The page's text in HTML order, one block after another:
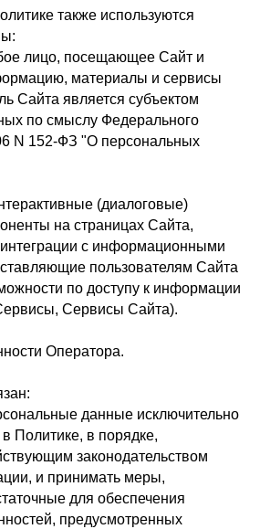
также используются
лицо, посещающее Сайт и
материалы и сервисы
Сайта является субъектом
по смыслу Федерального
N 152-ФЗ "О персональных
(диалоговые)
на страницах Сайта,
с информационными
пользователям Сайта
по доступу к информации
Сервисы Сайта).
Оператора.
данные исключительно
Политике, в порядке,
законодательством
и принимать меры,
для обеспечения
предусмотренных